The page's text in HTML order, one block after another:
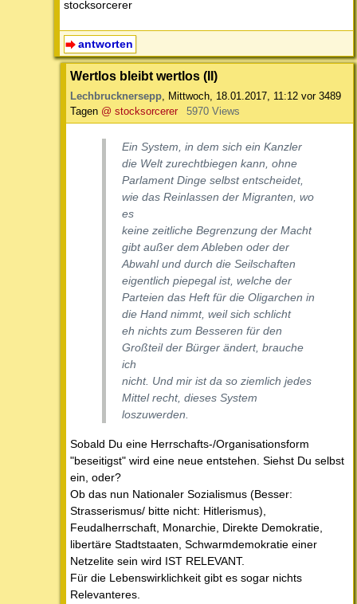
stocksorcerer
antworten
Wertlos bleibt wertlos (II)
Lechbrucknersepp, Mittwoch, 18.01.2017, 11:12 vor 3489
Tagen @ stocksorcerer 5970 Views
Ein System, in dem sich ein Kanzler
die Welt zurechtbiegen kann, ohne
Parlament Dinge selbst entscheidet,
wie das Reinlassen der Migranten, wo
es
keine zeitliche Begrenzung der Macht
gibt außer dem Ableben oder der
Abwahl und durch die Seilschaften
eigentlich piepegal ist, welche der
Parteien das Heft für die Oligarchen in
die Hand nimmt, weil sich schlicht
eh nichts zum Besseren für den
Großteil der Bürger ändert, brauche
ich
nicht. Und mir ist da so ziemlich jedes
Mittel recht, dieses System
loszuwerden.
Sobald Du eine Herrschafts-/Organisationsform
"beseitigst" wird eine neue entstehen. Siehst Du selbst
ein, oder?
Ob das nun Nationaler Sozialismus (Besser:
Strasserismus/ bitte nicht: Hitlerismus),
Feudalherrschaft, Monarchie, Direkte Demokratie,
libertäre Stadtstaaten, Schwarmdemokratie einer
Netzelite sein wird IST RELEVANT.
Für die Lebenswirklichkeit gibt es sogar nichts
Relevanteres.